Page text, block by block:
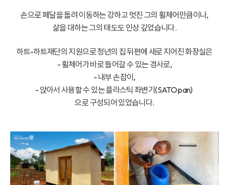
손으로 페달을 돌려 이동하는 강하고 멋진 그의 휠체어만큼이나,
삶을 대하는 그의 태도도 인상 깊었습니다.
하트-하트재단의 지원으로 청년의 집 뒤편에 새로 지어진 화장실은
- 휠체어가 바로 들어갈 수 있는 경사로,
- 내부 손잡이,
- 앉아서 사용할 수 있는 플라스틱 좌변기(SATO pan)
으로 구성되어 있었습니다.